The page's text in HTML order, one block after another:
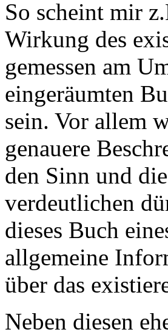
So scheint mir
Wirkung des
gemessen am
eingeräumten
sein. Vor allem
genauere
den Sinn und
verdeutlichen
dieses Buch
allgemeine
über das
Neben diesen